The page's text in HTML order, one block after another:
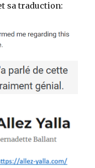
sa traduction: